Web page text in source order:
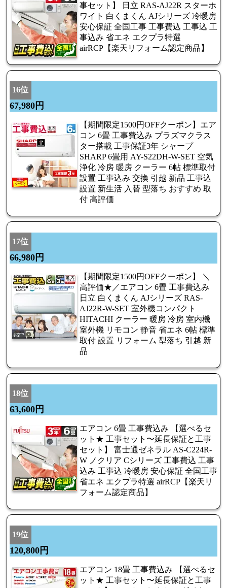
事セット】 日立 RAS-AJ22R スターホ
ワイト 白くまくん AJシリーズ 冷暖房
安心保証 全国工事 工事費込 工事込 工
事込み 省エネ エクプラ特選
airRCP【楽天リフォーム認定商品】
16位
67,980円
【期間限定1500円OFFクーポン】エア
コン 6畳 工事費込み プラズマクラス
ター搭載 工事保証3年 シャープ
SHARP 6畳用 AY-S22DH-W-SET 空気
浄化 冷房 暖房 クーラー 6帖 標準取付
設置 工事込み 交換 引越 新品 工事込
設置 新生活 入替 型落ち おすすめ 取
付 高評価
17位
66,980円
【期間限定1500円OFFクーポン】 ＼
高評価★／エアコン 6畳 工事費込み
日立 白くまくん AJシリーズ RAS-
AJ22R-W-SET 室外機コンパクト
HITACHI クーラー 暖房 冷房 室内機
室外機 リモコン 静音 省エネ 6帖 標準
取付 設置 リフォーム 型落ち 引越 新
品
18位
63,600円
エアコン 6畳 工事費込み 【選べるセ
ット★ 工事セット〜延長保証と工事
セット】 富士通ゼネラル AS-C224R-
W ノクリア Cシリーズ 工事費込 工事
込み 工事込 冷暖房 安心保証 全国工事
省エネ エクプラ特選 airRCP【楽天リ
フォーム認定商品】
19位
120,800円
エアコン 18畳 工事費込み 【選べるセ
ット★ 工事セット〜延長保証と工事